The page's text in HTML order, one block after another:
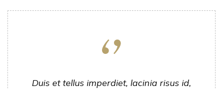
Duis et tellus imperdiet, lacinia risus id,